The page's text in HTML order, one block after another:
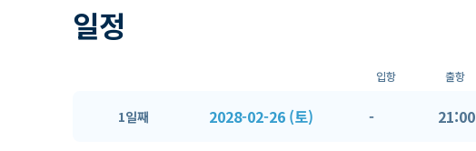
일정
입항 출항
1일째 2028-02-26 (토) - 21:00